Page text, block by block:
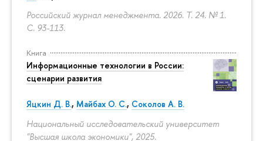
Российский журнал менеджмента. 2026. Т. 24. № 1.
С. 93-113.
Книга
Информационные технологии в России:
сценарии развития
Яцкин Д. В., Майбах О. С., Соколов А. В.
Национальный исследовательский университет
"Высшая школа экономики", 2025.